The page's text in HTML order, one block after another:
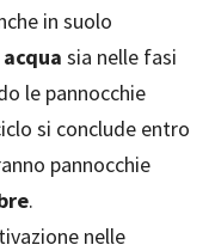
in suolo
sia nelle fasi
le pannocchie
si conclude entro
pannocchie
.
nelle